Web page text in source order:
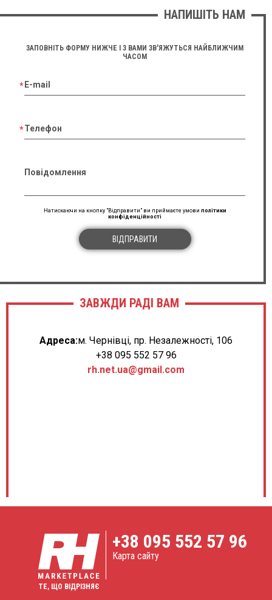
НАПИШІТЬ НАМ
ЗАПОВНІТЬ ФОРМУ НИЖЧЕ І З ВАМИ ЗВ'ЯЖУТЬСЯ НАЙБЛИЖЧИМ
ЧАСОМ
E-mail
Телефон
Повідомлення
Натискаючи на кнопку "Відправити" ви приймаєте умови політики
конфіденційності
ВІДПРАВИТИ
ЗАВЖДИ РАДІ ВАМ
Адреса:м. Чернівці, пр. Незалежності, 106
+38 095 552 57 96
rh.net.ua@gmail.com
ТЕ, ЩО ВІДРІЗНЯЄ
+38 095 552 57 96
Карта сайту